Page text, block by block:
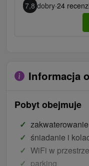
7,8 dobry·24
Informacja
Pobyt obejmuje
zakwaterowanie
śniadanie i
WiFi w
parking